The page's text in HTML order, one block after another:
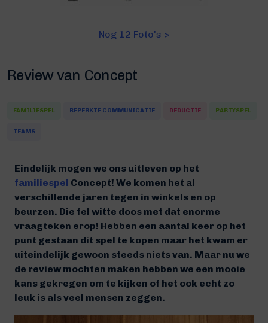
Nog 12 Foto's >
Review van Concept
FAMILIESPEL BEPERKTE COMMUNICATIE DEDUCTIE PARTYSPEL
TEAMS
Eindelijk mogen we ons uitleven op het
familiespel Concept! We komen het al
verschillende jaren tegen in winkels en op
beurzen. Die fel witte doos met dat enorme
vraagteken erop! Hebben een aantal keer op het
punt gestaan dit spel te kopen maar het kwam er
uiteindelijk gewoon steeds niets van. Maar nu we
de review mochten maken hebben we een mooie
kans gekregen om te kijken of het ook echt zo
leuk is als veel mensen zeggen.